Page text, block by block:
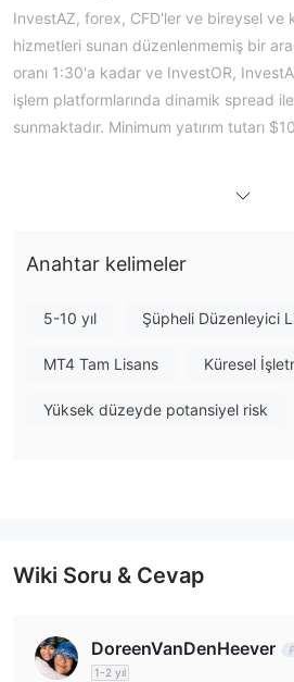
InvestAZ, forex, CFD'ler ve bireysel ve
hizmetleri sunan düzenlenmemiş bir
oranı 1:30'a kadar ve InvestOR,
işlem platformlarında dinamik spread
sunmaktadır. Minimum yatırım tutarı
geçerli bir
InvestAZ Üzerinde Ne İşlem
InvestAZ forex, CFD'ler ve bireysel ve
InvestAZ tarafından sunulan altı hesap
InvestAZ Ücretler
İşlem Platformu
Anahtar kelimeler
5-10 yıl Şüpheli Düzenleyici
MT4 Tam Lisans Küresel
Yüksek düzeyde potansiyel risk
Wiki Soru & Cevap
DoreenVanDenHeever
1-2 yıl